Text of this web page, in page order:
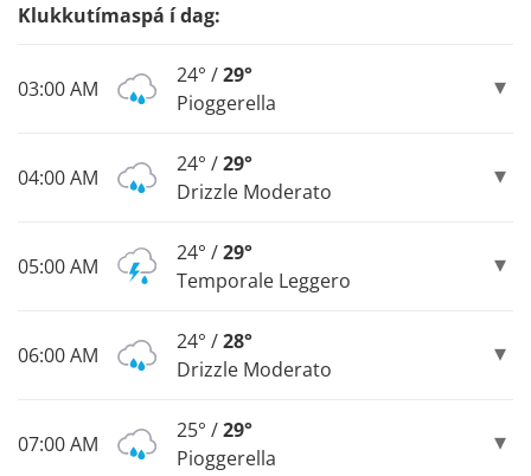
Klukkutímaspá í dag:
03:00 AM
24° /29°
Pioggerella
04:00 AM
24° /29°
Drizzle Moderato
05:00 AM
24° /29°
Temporale Leggero
06:00 AM
24° /28°
Drizzle Moderato
07:00 AM
25° /29°
Pioggerella